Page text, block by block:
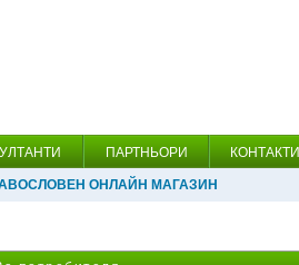
ПАРТНЬОРИ КОНТАКТИ
ОНЛАЙН МАГАЗИН